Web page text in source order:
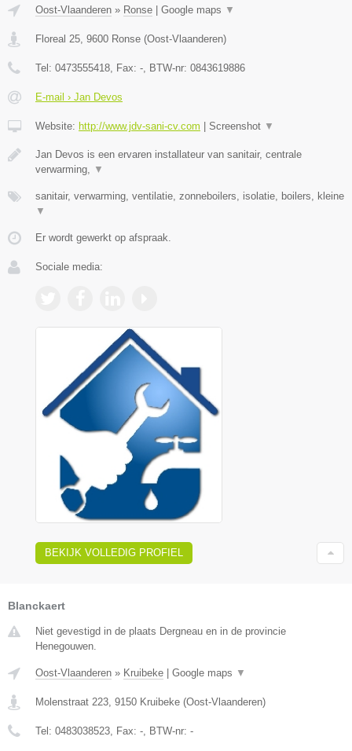
Oost-Vlaanderen » Ronse Google maps ▼
Floreal 25 9600 Ronse (Oost-Vlaanderen)
Tel: 0473555418 , Fax: - , BTW-nr: 0843619886
E-mail › Jan Devos
Website: http://www.jdv-sani-cv.com Screenshot ▼
Jan Devos is een ervaren installateur van sanitair, centrale
verwarming,
▼
sanitair, verwarming, ventilatie, zonneboilers, isolatie, boilers, kleine
▼
Er wordt gewerkt op afspraak.
Sociale media:
BEKIJK VOLLEDIG PROFIEL
Blanckaert
Niet gevestigd in de plaats Dergneau en in de provincie
Henegouwen.
Oost-Vlaanderen » Kruibeke Google maps ▼
Molenstraat 223 9150 Kruibeke (Oost-Vlaanderen)
Tel: 0483038523 , Fax: - , BTW-nr: -